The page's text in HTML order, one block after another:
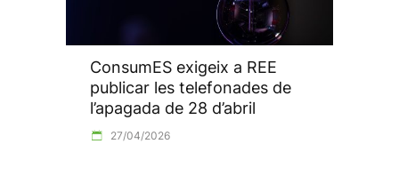
ConsumES exigeix a REE
publicar les telefonades de
l’apagada de 28 d’abril
27/04/2026